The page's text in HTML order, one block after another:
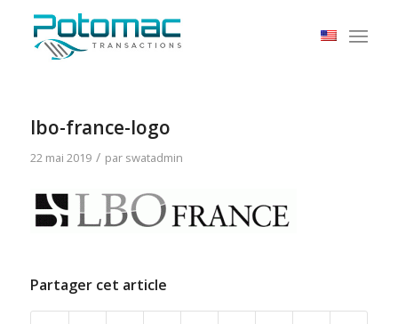
lbo-france-logo
22 mai 2019 / par swatadmin
Partager cet article